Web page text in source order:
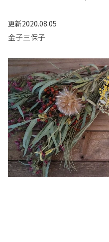
更新2020.08.05
金子三保子